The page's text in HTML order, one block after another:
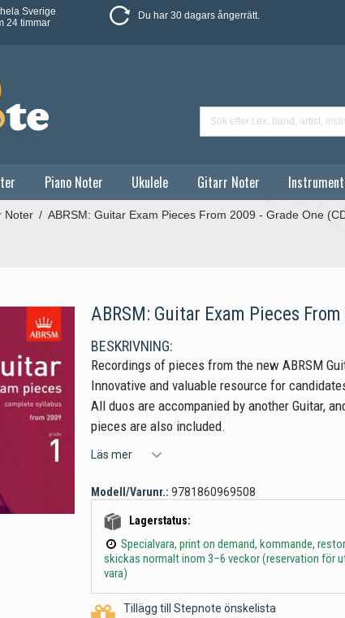
Sverige
24 timmar
Du har 30 dagars ångerrätt.
Piano Noter Ukulele Gitarr Noter
Noter / ABRSM: Guitar Exam Pieces From 2009 - Grade One
ABRSM: Guitar Exam Pieces
BESKRIVNING:
Recordings of pieces from the new ABRSM
Innovative and valuable resource for
All duos are accompanied by another Guitar,
pieces are also included.
Läs mer
Modell/Varunr.: 9781860969508
Lagerstatus:
Specialvara, print on demand, kommande,
skickas normalt inom 3–6 veckor (reservation för
vara)
Tillägg till Stepnote önskelista